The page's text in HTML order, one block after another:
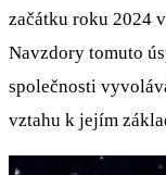
začátku roku 2024
Navzdory tomuto
společnosti
vztahu k jejím